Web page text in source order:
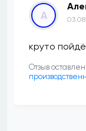
А
круто
Отзыв